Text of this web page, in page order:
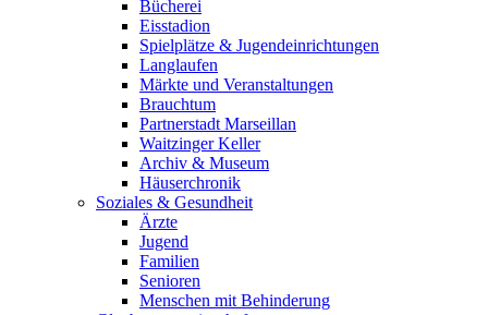
Bücherei
Eisstadion
Spielplätze & Jugendeinrichtungen
Langlaufen
Märkte und Veranstaltungen
Brauchtum
Partnerstadt Marseillan
Waitzinger Keller
Archiv & Museum
Häuserchronik
Soziales & Gesundheit
Ärzte
Jugend
Familien
Senioren
Menschen mit Behinderung